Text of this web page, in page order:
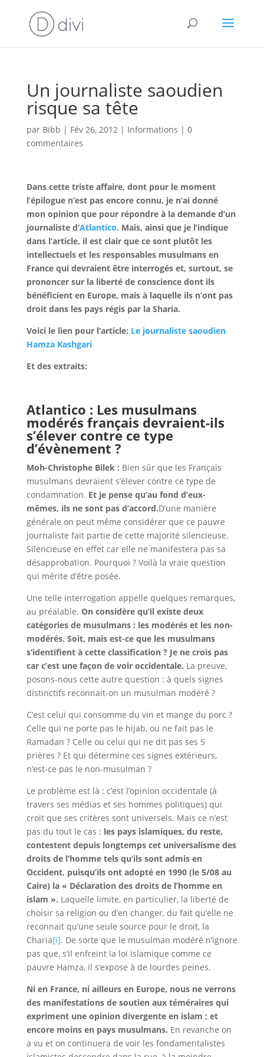
Un journaliste saoudien
risque sa tête
par Bibb | Fév 26, 2012| Informations | 0
commentaires
Dans cette triste affaire, dont pour le moment
l’épilogue n’est pas encore connu, je n’ai donné
mon opinion que pour répondre à la demande d’un
journaliste d’Atlantico. Mais, ainsi que je l’indique
dans l’article, il est clair que ce sont plutôt les
intellectuels et les responsables musulmans en
France qui devraient être interrogés et, surtout, se
prononcer sur la liberté de conscience dont ils
bénéficient en Europe, mais à laquelle ils n’ont pas
droit dans les pays régis par la Sharia.
Voici le lien pour l’article: Le journaliste saoudien
Hamza Kashgari
Et des extraits:
Atlantico : Les musulmans
modérés français devraient-ils
s’élever contre ce type
d’évènement ?
Moh-Christophe Bilek : Bien sûr que les Français
musulmans devraient s’élever contre ce type de
condamnation. Et je pense qu’au fond d’eux-
mêmes, ils ne sont pas d’accord.D’une manière
générale on peut même considérer que ce pauvre
journaliste fait partie de cette majorité silencieuse.
Silencieuse en effet car elle ne manifestera pas sa
désapprobation. Pourquoi ? Voilà la vraie question
qui mérite d’être posée.
Une telle interrogation appelle quelques remarques,
au préalable. On considère qu’il existe deux
catégories de musulmans : les modérés et les non-
modérés. Soit, mais est-ce que les musulmans
s’identifient à cette classification ? Je ne crois pas
car c’est une façon de voir occidentale. La preuve,
posons-nous cette autre question : à quels signes
distinctifs reconnait-on un musulman modéré ?
C’est celui qui consomme du vin et mange du porc ?
Celle qui ne porte pas le hijab, ou ne fait pas le
Ramadan ? Celle ou celui qui ne dit pas ses 5
prières ? Et qui détermine ces signes extérieurs,
n’est-ce pas le non-musulman ?
Le problème est là : c’est l’opinion occidentale (à
travers ses médias et ses hommes politiques) qui
croit que ses critères sont universels. Mais ce n’est
pas du tout le cas : les pays islamiques, du reste,
contestent depuis longtemps cet universalisme des
droits de l’homme tels qu’ils sont admis en
Occident, puisqu’ils ont adopté en 1990 (le 5/08 au
Caire) la « Déclaration des droits de l’homme en
islam ». Laquelle limite, en particulier, la liberté de
choisir sa religion ou d’en changer, du fait qu’elle ne
reconnait qu’une seule source pour le droit, la
Charia[i]. De sorte que le musulman modéré n’ignore
pas que, s’il enfreint la loi islamique comme ce
pauvre Hamza, il s’expose à de lourdes peines.
Ni en France, ni ailleurs en Europe, nous ne verrons
des manifestations de soutien aux téméraires qui
expriment une opinion divergente en islam ; et
encore moins en pays musulmans. En revanche on
a vu et on continuera de voir les fondamentalistes